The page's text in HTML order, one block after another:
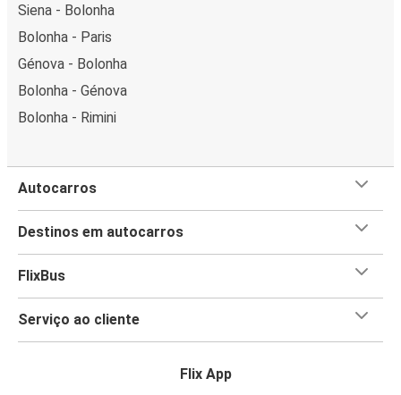
Siena - Bolonha
Bolonha - Paris
Génova - Bolonha
Bolonha - Génova
Bolonha - Rimini
Autocarros
Destinos em autocarros
FlixBus
Serviço ao cliente
Flix App